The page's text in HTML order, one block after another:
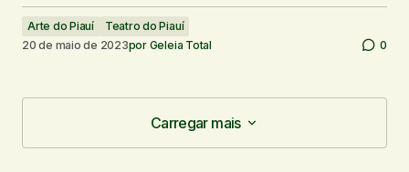
Arte do Piauí
Teatro do Piauí
20 de maio de 2023por Geleia Total 0
Carregar mais
Carregar mais